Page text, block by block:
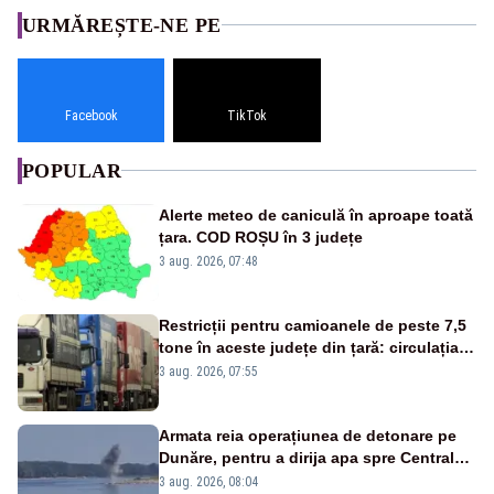
URMĂREȘTE-NE PE
Facebook TikTok
POPULAR
Alerte meteo de caniculă în aproape toată
țara. COD ROȘU în 3 județe
3 aug. 2026, 07:48
Restricții pentru camioanele de peste 7,5
tone în aceste județe din țară: circulația
este interzisă luni, între orele 12:00 și
3 aug. 2026, 07:55
Armata reia operațiunea de detonare pe
Dunăre, pentru a dirija apa spre Centrala
Cernavodă
3 aug. 2026, 08:04